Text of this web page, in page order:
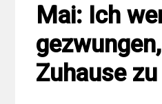
Mai: Ich
Zuhause